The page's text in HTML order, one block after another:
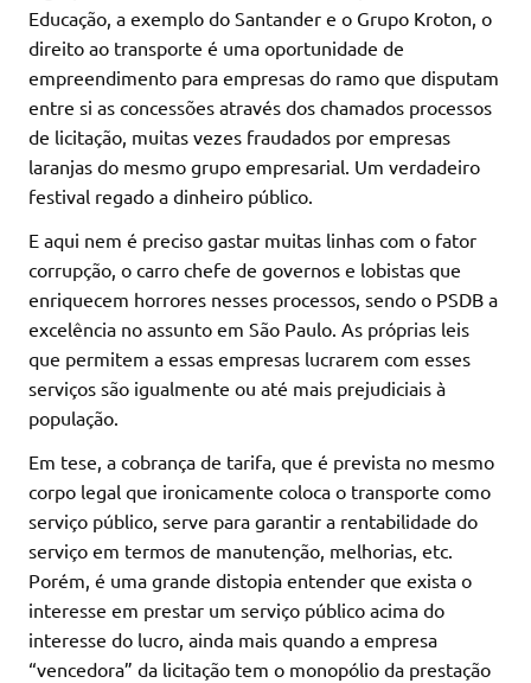
Educação, a exemplo do Santander e o Grupo Kroton, o
direito ao transporte é uma oportunidade de
empreendimento para empresas do ramo que disputam
entre si as concessões através dos chamados processos
de licitação, muitas vezes fraudados por empresas
laranjas do mesmo grupo empresarial. Um verdadeiro
festival regado a dinheiro público.
E aqui nem é preciso gastar muitas linhas com o fator
corrupção, o carro chefe de governos e lobistas que
enriquecem horrores nesses processos, sendo o PSDB a
excelência no assunto em São Paulo. As próprias leis
que permitem a essas empresas lucrarem com esses
serviços são igualmente ou até mais prejudiciais à
população.
Em tese, a cobrança de tarifa, que é prevista no mesmo
corpo legal que ironicamente coloca o transporte como
serviço público, serve para garantir a rentabilidade do
serviço em termos de manutenção, melhorias, etc.
Porém, é uma grande distopia entender que exista o
interesse em prestar um serviço público acima do
interesse do lucro, ainda mais quando a empresa
“vencedora” da licitação tem o monopólio da prestação